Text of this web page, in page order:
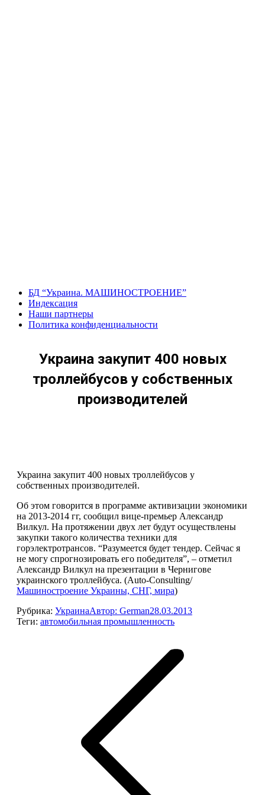
содержанию
БД “Украина. МАШИНОСТРОЕНИЕ”
Индекcация
Наши партнеры
Политика конфиденциальности
Украина закупит 400 новых
троллейбусов у собственных
производителей
Украина закупит 400 новых троллейбусов у
собственных производителей.
Об этом говорится в программе активизации экономики
на 2013-2014 гг, сообщил вице-премьер Александр
Вилкул. На протяжении двух лет будут осуществлены
закупки такого количества техники для
горэлектротрансов. “Разумеется будет тендер. Сейчас я
не могу спрогнозировать его победителя”, – отметил
Александр Вилкул на презентации в Чернигове
украинского троллейбуса. (Auto-Consulting/
Машиностроение Украины, СНГ, мира)
Рубрика: УкраинаАвтор: German28.03.2013
Теги: автомобильная промышленность